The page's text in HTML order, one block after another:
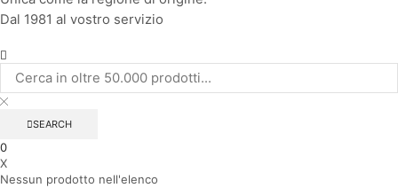
Dal 1981 al vostro servizio
SEARCH
0
X
Nessun prodotto nell'elenco